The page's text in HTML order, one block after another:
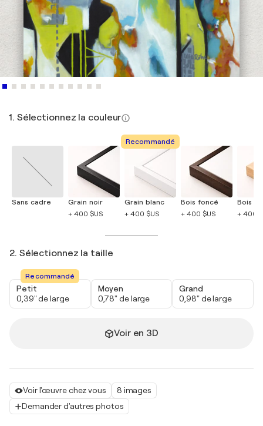
Voir l'œuvre chez vous
8 images
Demander d'autres photos
1. Sélectionnez la couleur
Sans cadre
Grain noir
+ 400 $US
Recommandé
Grain blanc
+ 400 $US
Bois foncé
+ 400 $US
Bois
+ 400
2. Sélectionnez la taille
Recommandé
Petit
0,39" de large
Moyen
0,78" de large
Grand
0,98" de large
Voir en 3D